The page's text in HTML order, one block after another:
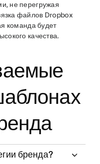
не перегружая
файлов Dropbox
команда будет
качества.
бренда?